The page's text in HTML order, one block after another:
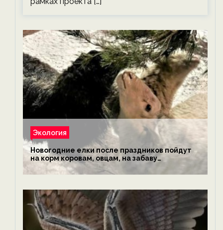
Экология
Новогодние елки после праздников пойдут
на корм коровам, овцам, на забаву
обезьянам, львам и леопардам — новости
экологии на ECOportal